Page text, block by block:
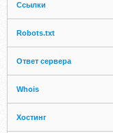
Ссылки
Robots.txt
Ответ сервера
Whois
Хостинг